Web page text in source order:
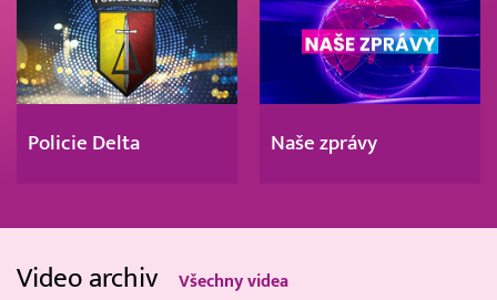
Policie Delta Naše zprávy
Video archiv Všechny videa